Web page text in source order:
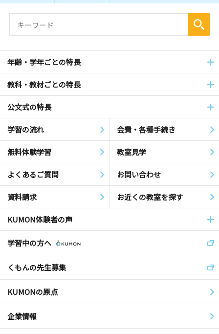
年齢・学年ごとの特長
教科・教材ごとの特長
公文式の特長
学習の流れ 会費・各種手続き
無料体験学習 教室見学
よくあるご質問 お問い合わせ
資料請求 お近くの教室を探す
KUMON体験者の声
学習中の方へ
くもんの先生募集
KUMONの原点
企業情報